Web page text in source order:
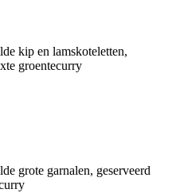
kip en lamskoteletten,
groentecurry
grote garnalen, geserveerd